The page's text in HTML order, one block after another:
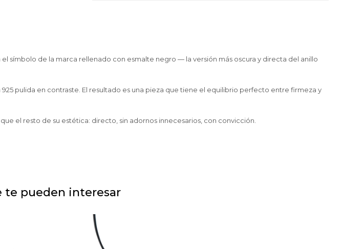
símbolo de la marca rellenado con esmalte negro — la versión más oscura y directa del anillo
pulida en contraste. El resultado es una pieza que tiene el equilibrio perfecto entre firmeza y
el resto de su estética: directo, sin adornos innecesarios, con convicción.
te pueden interesar